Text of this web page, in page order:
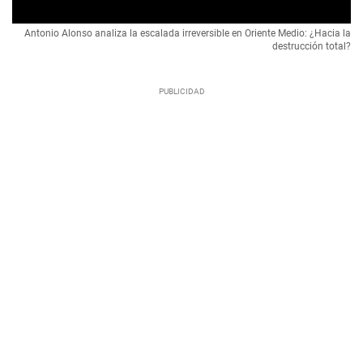
Antonio Alonso analiza la escalada irreversible en Oriente Medio: ¿Hacia la
destrucción total?